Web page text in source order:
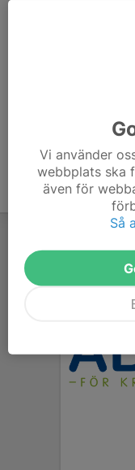
Vi använder
webbplats ska
även för
Så